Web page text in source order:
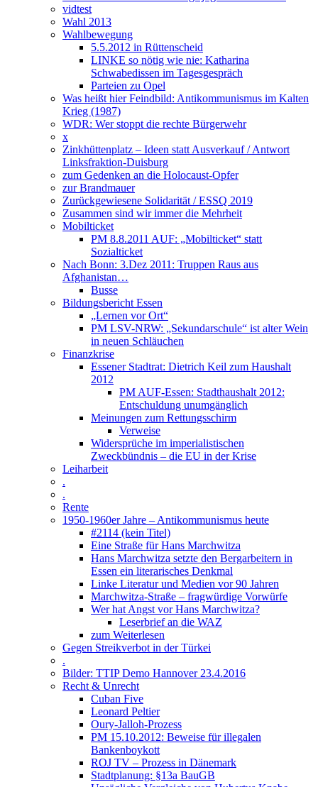
vidtest
Wahl 2013
Wahlbewegung
5.5.2012 in Rüttenscheid
LINKE so nötig wie nie: Katharina
Schwabedissen im Tagesgespräch
Parteien zu Opel
Was heißt hier Feindbild: Antikommunismus im Kalten
Krieg (1987)
WDR: Wer stoppt die rechte Bürgerwehr
x
Zinkhüttenplatz – Ideen statt Ausverkauf / Antwort
Linksfraktion-Duisburg
zum Gedenken an die Holocaust-Opfer
zur Brandmauer
Zurückgewiesene Solidarität / ESSQ 2019
Zusammen sind wir immer die Mehrheit
Mobilticket
PM 8.8.2011 AUF: „Mobilticket“ statt
Sozialticket
Nach Bonn: 3.Dez 2011: Truppen Raus aus
Afghanistan…
Busse
Bildungsbericht Essen
„Lernen vor Ort“
PM LSV-NRW: „Sekundarschule“ ist alter Wein
in neuen Schläuchen
Finanzkrise
Essener Stadtrat: Dietrich Keil zum Haushalt
2012
PM AUF-Essen: Stadthaushalt 2012:
Entschuldung unumgänglich
Meinungen zum Rettungsschirm
Verweise
Widersprüche im imperialistischen
Zweckbündnis – die EU in der Krise
Leiharbeit
.
.
Rente
1950-1960er Jahre – Antikommunismus heute
#2114 (kein Titel)
Eine Straße für Hans Marchwitza
Hans Marchwitza setzte den Bergarbeitern in
Essen ein literarisches Denkmal
Linke Literatur und Medien vor 90 Jahren
Marchwitza-Straße – fragwürdige Vorwürfe
Wer hat Angst vor Hans Marchwitza?
Leserbrief an die WAZ
zum Weiterlesen
Gegen Streikverbot in der Türkei
.
Bilder: TTIP Demo Hannover 23.4.2016
Recht & Unrecht
Cuban Five
Leonard Peltier
Oury-Jalloh-Prozess
PM 15.10.2012: Beweise für illegalen
Bankenboykott
ROJ TV – Prozess in Dänemark
Stadtplanung: §13a BauGB